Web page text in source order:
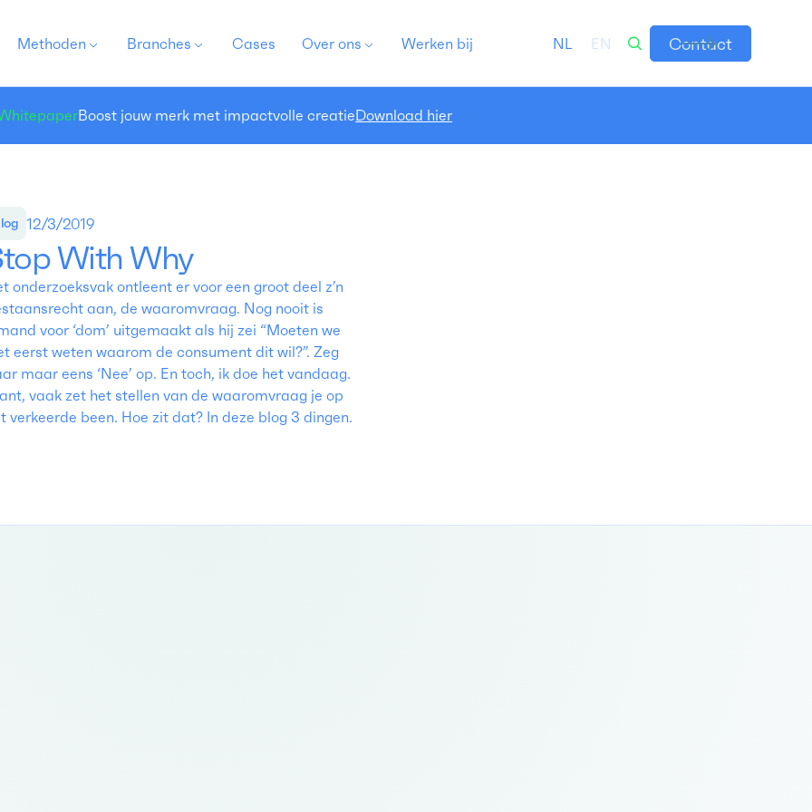
Methoden Branches Cases Over ons Werken bij NL EN Contact
Boost jouw merk met impactvolle creatieDownload hier
12/3/2019
With Why
onderzoeksvak ontleent er voor een groot deel z’n
aan, de waaromvraag. Nog nooit is
voor ‘dom’ uitgemaakt als hij zei “Moeten we
eerst weten waarom de consument dit wil?”. Zeg
maar eens ‘Nee’ op. En toch, ik doe het vandaag.
vaak zet het stellen van de waaromvraag je op
verkeerde been. Hoe zit dat? In deze blog 3 dingen.